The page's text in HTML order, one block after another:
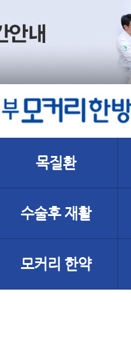
목질환
수술후 재활
모커리 한약